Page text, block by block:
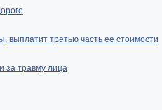
выплатит третью часть ее стоимости
за травму лица